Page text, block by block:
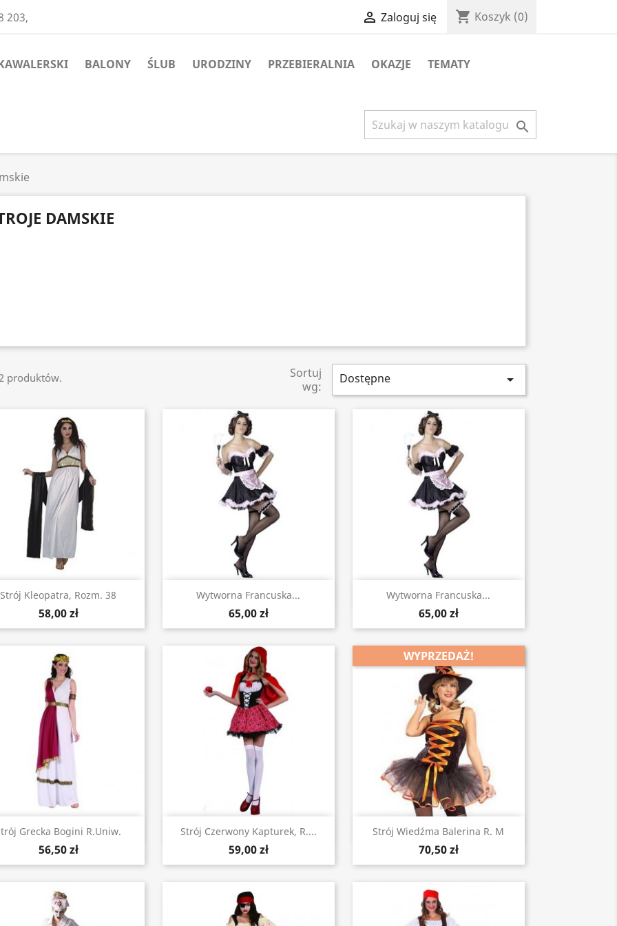
203,  Zaloguj się shopping_cart Koszyk (0)
BALONY ŚLUB URODZINY PRZEBIERALNIA OKAZJE TEMATY

DAMSKIE
produktów.
Sortuj
wg:
Dostępne 
Strój Kleopatra, Rozm. 38
58,00 zł
Szybki podgląd Wytworna Francuska...
65,00 zł
Szybki podgląd Wytworna Francuska...
65,00 zł
Szybki podgląd
Grecka Bogini R.uniw.
56,50 zł
Szybki podgląd Strój Czerwony Kapturek, R....
59,00 zł
Szybki podgląd Strój Wiedźma Balerina R. M
70,50 zł
WYPRZEDAŻ!
Szybki podgląd